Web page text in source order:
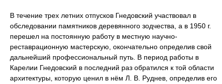
В течение трех летних отпусков Гнедовский участвовал в
обследовании памятников деревянного зодчества, а в 1950 г.
перешел на постоянную работу в местную научно-
реставрационную мастерскую, окончательно определив свой
дальнейший профессиональный путь. В период работы в
Карелии Гнедовский в последний раз обратился к той области
архитектуры, которую ценил в нём Л. В. Руднев, определив его